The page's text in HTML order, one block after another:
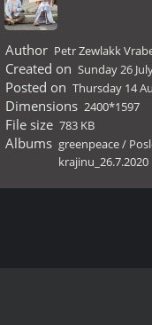
Author Petr Zewlakk
Created on Sunday 26
Posted on Thursday 14
Dimensions 2400*1597
File size 783 KB
Albums greenpeace/
krajinu_26.7.2020